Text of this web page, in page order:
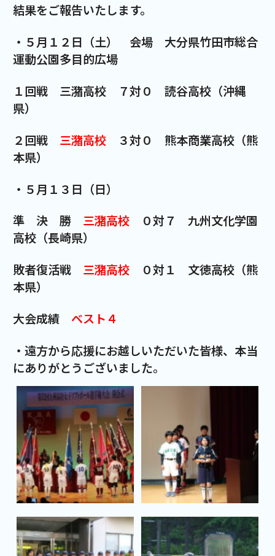
結果をご報告いたします。
・５月１２日（土） 会場 大分県竹田市総合
運動公園多目的広場
１回戦 三潴高校 ７対０ 読谷高校（沖縄
県）
２回戦 三潴高校 ３対０ 熊本商業高校（熊
本県）
・５月１３日（日）
準 決 勝 三潴高校 ０対７ 九州文化学園
高校（長崎県）
敗者復活戦 三潴高校 ０対１ 文徳高校（熊
本県）
大会成績 ベスト４
・遠方から応援にお越しいただいた皆様、本当
にありがとうございました。